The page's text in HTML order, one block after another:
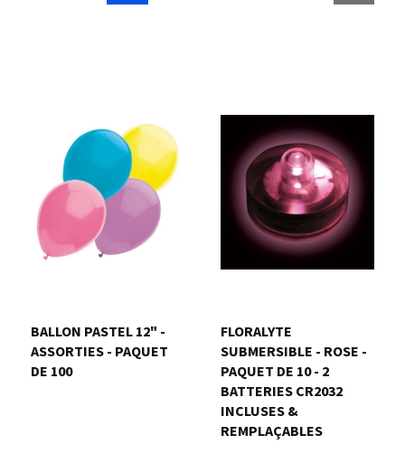
BALLON PASTEL 12" -
ASSORTIES - PAQUET
DE 100
FLORALYTE 
SUBMERSIBLE - ROSE -
PAQUET DE 10 - 2
BATTERIES CR2032
INCLUSES &
REMPLAÇABLES